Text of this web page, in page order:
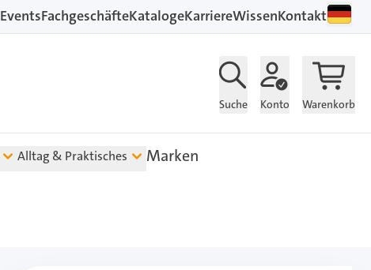
EventsFachgeschäfteKatalogeKarriereWissenKontakt
Suche Konto Warenkorb
Alltag & Praktisches Marken